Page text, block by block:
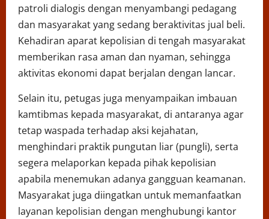
patroli dialogis dengan menyambangi pedagang
dan masyarakat yang sedang beraktivitas jual beli.
Kehadiran aparat kepolisian di tengah masyarakat
memberikan rasa aman dan nyaman, sehingga
aktivitas ekonomi dapat berjalan dengan lancar.
Selain itu, petugas juga menyampaikan imbauan
kamtibmas kepada masyarakat, di antaranya agar
tetap waspada terhadap aksi kejahatan,
menghindari praktik pungutan liar (pungli), serta
segera melaporkan kepada pihak kepolisian
apabila menemukan adanya gangguan keamanan.
Masyarakat juga diingatkan untuk memanfaatkan
layanan kepolisian dengan menghubungi kantor